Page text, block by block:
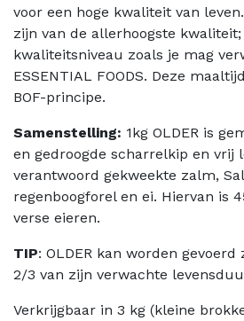
voor een hoge kwaliteit van
zijn van de allerhoogste kwaliteit;
kwaliteitsniveau zoals je mag
ESSENTIAL FOODS. Deze
BOF-principe.
Samenstelling: 1kg OLDER is
en gedroogde scharrelkip en vrij
verantwoord gekweekte zalm,
regenboogforel en ei. Hiervan is
verse eieren.
TIP: OLDER kan worden gevoerd
2/3 van zijn verwachte
Verkrijgbaar in 3 kg (kleine